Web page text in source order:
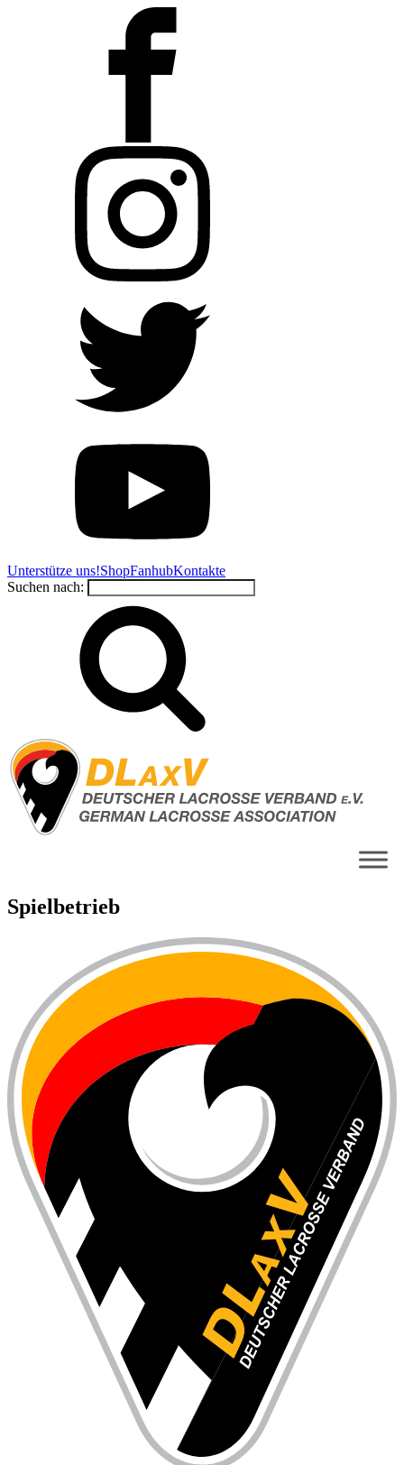
Unterstütze uns!ShopFanhubKontakte
Suchen nach:
Spielbetrieb